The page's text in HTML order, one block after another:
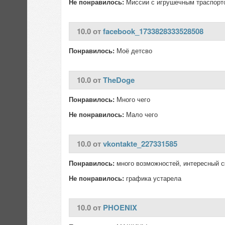
10.0 отfacebook_1733828333528508
Понравилось: Моё детсво
10.0 отTheDoge
Понравилось: Много чего
Не понравилось: Мало чего
10.0 отvkontakte_227331585
Понравилось: много возможностей, интересный
Не понравилось: графика устарела
10.0 от PHOENIX